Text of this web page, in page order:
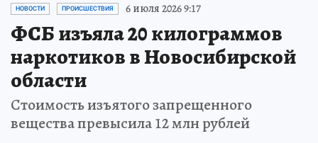
НОВОСТИ ПРОИСШЕСТВИЯ 6 июля 2026 9:17
ФСБ изъяла 20 килограммов
наркотиков в Новосибирской
области
Стоимость изъятого запрещенного
вещества превысила 12 млн рублей